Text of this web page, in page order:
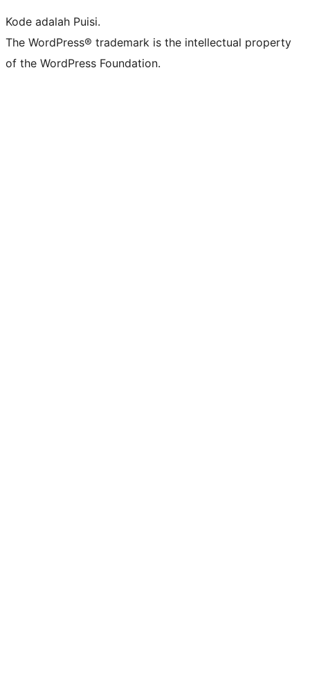
Kode adalah Puisi.
The WordPress® trademark is the intellectual property
of the WordPress Foundation.